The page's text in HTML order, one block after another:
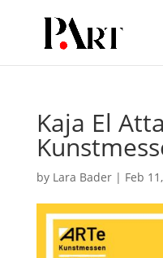
Kaja El
by Lara Bader| Feb